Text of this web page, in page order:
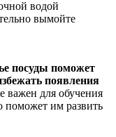
водой
вымойте
посуды поможет
появления
важен для обучения
поможет им развить